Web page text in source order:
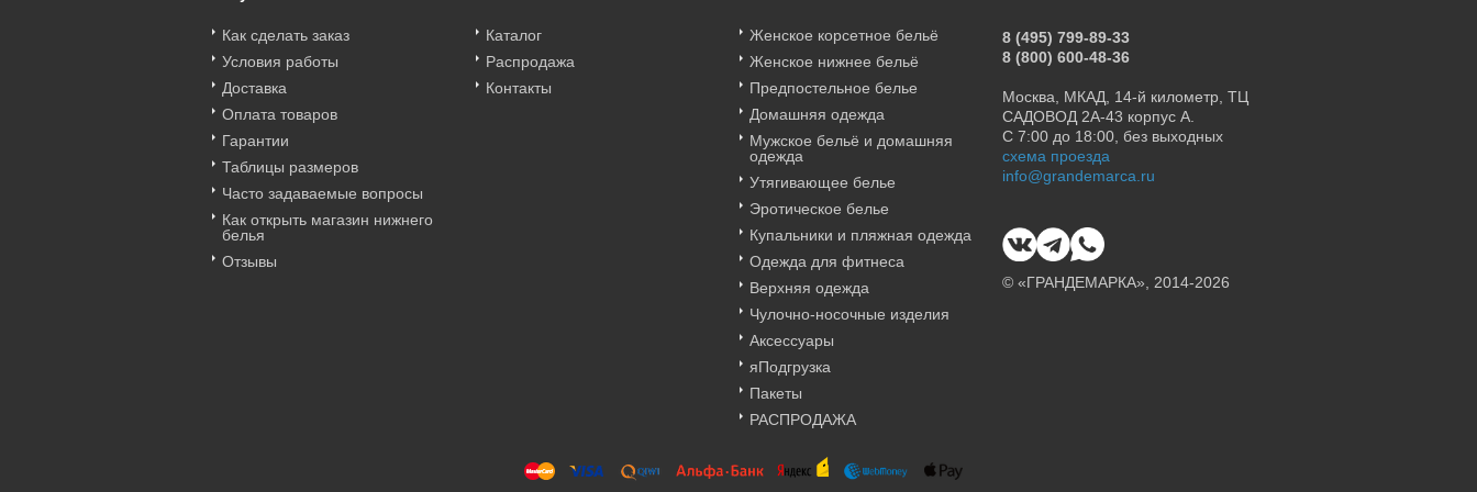
Как сделать заказ
Условия работы
Доставка
Оплата товаров
Гарантии
Таблицы размеров
Часто задаваемые вопросы
Как открыть магазин нижнего
белья
Отзывы
Каталог
Распродажа
Контакты
Женское корсетное бельё
Женское нижнее бельё
Предпостельное белье
Домашняя одежда
Мужское бельё и домашняя
одежда
Утягивающее белье
Эротическое белье
Купальники и пляжная одежда
Одежда для фитнеса
Верхняя одежда
Чулочно-носочные изделия
Аксессуары
яПодгрузка
Пакеты
РАСПРОДАЖА
8 (495) 799-89-33
8 (800) 600-48-36
Москва, МКАД, 14-й километр, ТЦ
САДОВОД 2А-43 корпус А.
С 7:00 до 18:00, без выходных
схема проезда
info@grandemarca.ru
© «ГРАНДЕМАРКА», 2014-2026